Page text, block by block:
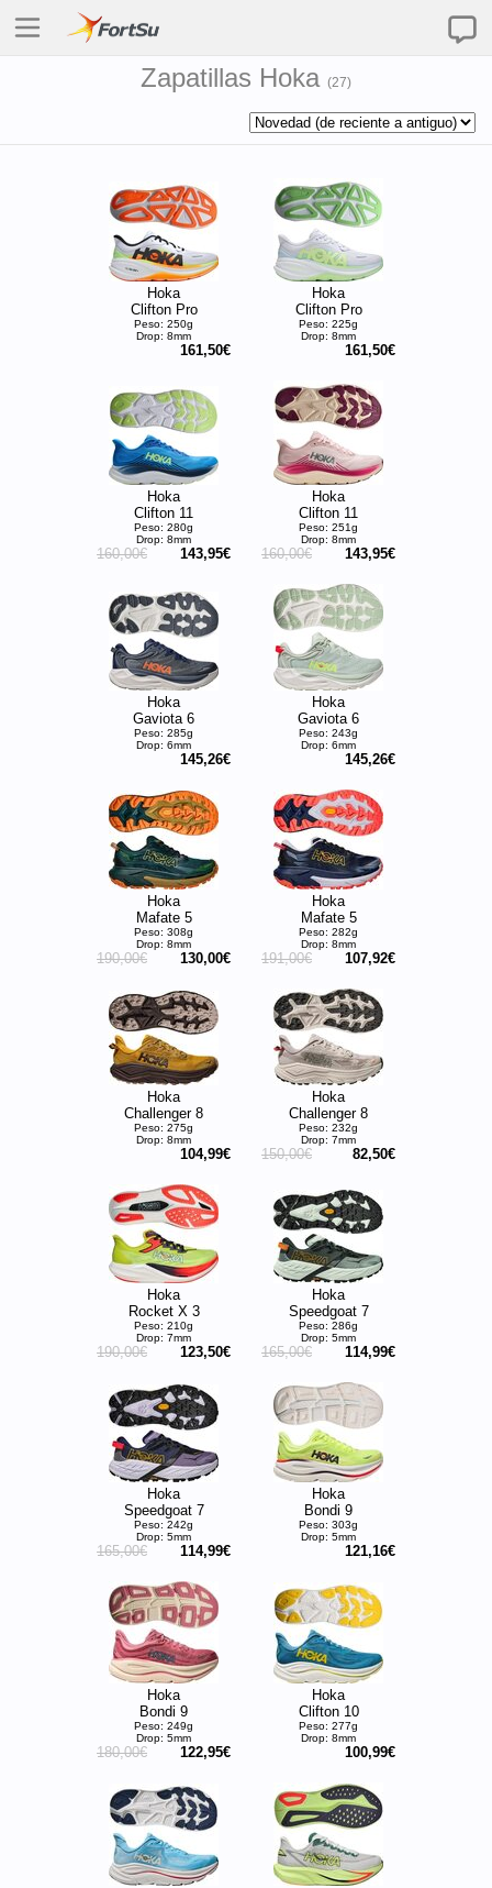
Zapatillas Hoka (27)
Hoka
Clifton Pro
Peso: 250g
Drop: 8mm
161,50€
Hoka
Clifton Pro
Peso: 225g
Drop: 8mm
161,50€
Hoka
Clifton 11
Peso: 280g
Drop: 8mm
160,00€ 143,95€
Hoka
Clifton 11
Peso: 251g
Drop: 8mm
160,00€ 143,95€
Hoka
Gaviota 6
Peso: 285g
Drop: 6mm
145,26€
Hoka
Gaviota 6
Peso: 243g
Drop: 6mm
145,26€
Hoka
Mafate 5
Peso: 308g
Drop: 8mm
190,00€ 130,00€
Hoka
Mafate 5
Peso: 282g
Drop: 8mm
191,00€ 107,92€
Hoka
Challenger 8
Peso: 275g
Drop: 8mm
104,99€
Hoka
Challenger 8
Peso: 232g
Drop: 7mm
150,00€ 82,50€
Hoka
Rocket X 3
Peso: 210g
Drop: 7mm
190,00€ 123,50€
Hoka
Speedgoat 7
Peso: 286g
Drop: 5mm
165,00€ 114,99€
Hoka
Speedgoat 7
Peso: 242g
Drop: 5mm
165,00€ 114,99€
Hoka
Bondi 9
Peso: 303g
Drop: 5mm
121,16€
Hoka
Bondi 9
Peso: 249g
Drop: 5mm
180,00€ 122,95€
Hoka
Clifton 10
Peso: 277g
Drop: 8mm
100,99€